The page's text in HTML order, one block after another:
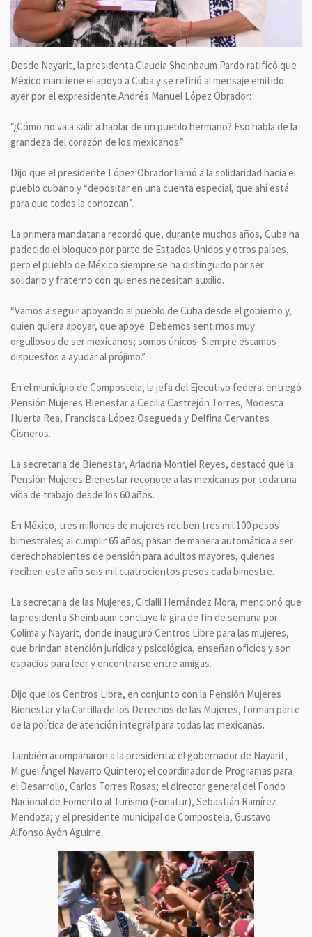
Desde Nayarit, la presidenta Claudia Sheinbaum Pardo ratificó que
México mantiene el apoyo a Cuba y se refirió al mensaje emitido
ayer por el expresidente Andrés Manuel López Obrador:
“¿Cómo no va a salir a hablar de un pueblo hermano? Eso habla de la
grandeza del corazón de los mexicanos.”
Dijo que el presidente López Obrador llamó a la solidaridad hacia el
pueblo cubano y “depositar en una cuenta especial, que ahí está
para que todos la conozcan”.
La primera mandataria recordó que, durante muchos años, Cuba ha
padecido el bloqueo por parte de Estados Unidos y otros países,
pero el pueblo de México siempre se ha distinguido por ser
solidario y fraterno con quienes necesitan auxilio.
“Vamos a seguir apoyando al pueblo de Cuba desde el gobierno y,
quien quiera apoyar, que apoye. Debemos sentirnos muy
orgullosos de ser mexicanos; somos únicos. Siempre estamos
dispuestos a ayudar al prójimo.”
En el municipio de Compostela, la jefa del Ejecutivo federal entregó
Pensión Mujeres Bienestar a Cecilia Castrejón Torres, Modesta
Huerta Rea, Francisca López Osegueda y Delfina Cervantes
Cisneros.
La secretaria de Bienestar, Ariadna Montiel Reyes, destacó que la
Pensión Mujeres Bienestar reconoce a las mexicanas por toda una
vida de trabajo desde los 60 años.
En México, tres millones de mujeres reciben tres mil 100 pesos
bimestrales; al cumplir 65 años, pasan de manera automática a ser
derechohabientes de pensión para adultos mayores, quienes
reciben este año seis mil cuatrocientos pesos cada bimestre.
La secretaria de las Mujeres, Citlalli Hernández Mora, mencionó que
la presidenta Sheinbaum concluye la gira de fin de semana por
Colima y Nayarit, donde inauguró Centros Libre para las mujeres,
que brindan atención jurídica y psicológica, enseñan oficios y son
espacios para leer y encontrarse entre amigas.
Dijo que los Centros Libre, en conjunto con la Pensión Mujeres
Bienestar y la Cartilla de los Derechos de las Mujeres, forman parte
de la política de atención integral para todas las mexicanas.
También acompañaron a la presidenta: el gobernador de Nayarit,
Miguel Ángel Navarro Quintero; el coordinador de Programas para
el Desarrollo, Carlos Torres Rosas; el director general del Fondo
Nacional de Fomento al Turismo (Fonatur), Sebastián Ramírez
Mendoza; y el presidente municipal de Compostela, Gustavo
Alfonso Ayón Aguirre.